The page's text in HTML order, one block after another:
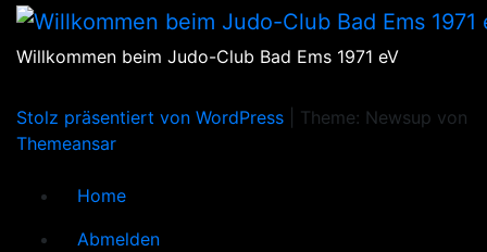
Willkommen beim Judo-Club Bad Ems 1971 eV
Stolz präsentiert von WordPress
Theme: Newsup von
Themeansar
Home
Abmelden